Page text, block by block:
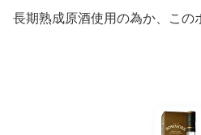
長期熟成原酒使用の為か、この